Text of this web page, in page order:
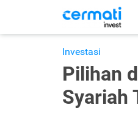
Investasi
Pilihan
Syariah